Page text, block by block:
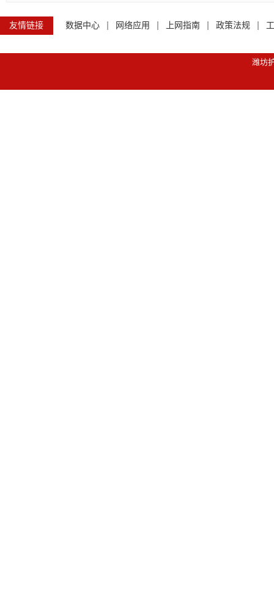
友情链接 数据中心 网络应用 上网指南 政策法规
潍坊